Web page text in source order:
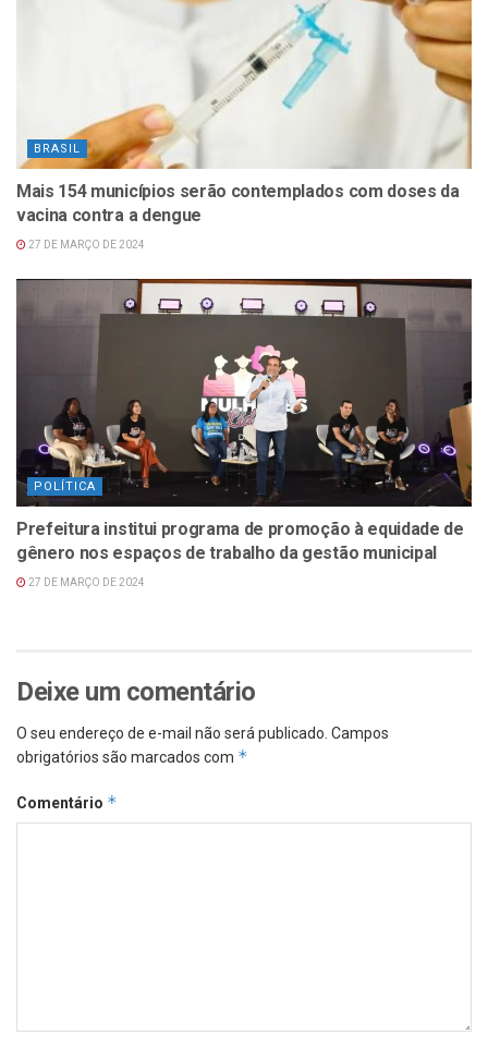
BRASIL
Mais 154 municípios serão contemplados com doses da
vacina contra a dengue
27 DE MARÇO DE 2024
POLÍTICA
Prefeitura institui programa de promoção à equidade de
gênero nos espaços de trabalho da gestão municipal
27 DE MARÇO DE 2024
Deixe um comentário
O seu endereço de e-mail não será publicado. Campos
obrigatórios são marcados com *
Comentário *